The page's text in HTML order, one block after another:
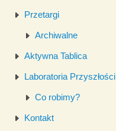
Przetargi
Archiwalne
Aktywna Tablica
Laboratoria Przyszłości
Co robimy?
Kontakt